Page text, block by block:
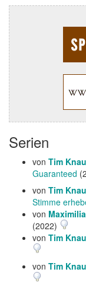
Serien
von Tim
Guaranteed
von Tim
Stimme
von
(2022)
von Tim
von Tim